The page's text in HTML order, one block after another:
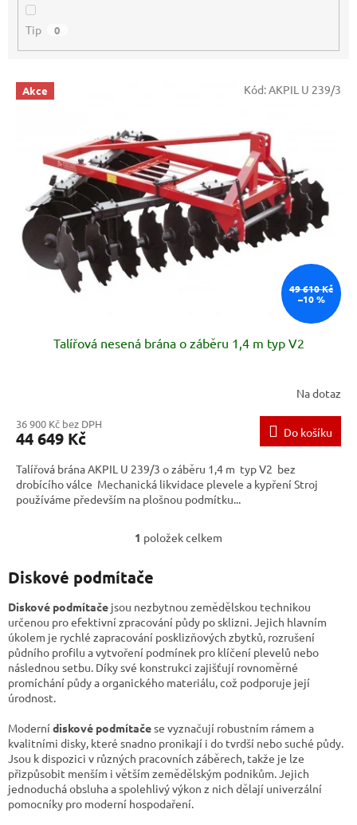
Tip 0
V Akce
49 610 Kč
–10 %
Talířová nesená brána o záběru 1,4 m typ V2
Na dotaz
36 900 Kč bez DPH
44 649 Kč Do košíku
Talířová brána AKPIL U 239/3 o záběru 1,4 m typ V2 bez
drobícího válce Mechanická likvidace plevele a kypření Stroj
používáme především na plošnou podmítku...
Kód: AKPIL U 239/3
O
d
a
c
í
p
r
y
v
ý
p
i
s
1 položek celkem
Diskové podmítače
Diskové podmítače jsou nezbytnou zemědělskou technikou
určenou pro efektivní zpracování půdy po sklizni. Jejich hlavním
úkolem je rychlé zapracování posklizňových zbytků, rozrušení
půdního profilu a vytvoření podmínek pro klíčení plevelů nebo
následnou setbu. Díky své konstrukci zajišťují rovnoměrné
promíchání půdy a organického materiálu, což podporuje její
úrodnost.
Moderní diskové podmítačese vyznačují robustním rámem a
kvalitními disky, které snadno pronikají i do tvrdší nebo suché půdy.
Jsou k dispozici v různých pracovních záběrech, takže je lze
přizpůsobit menším i větším zemědělským podnikům. Jejich
jednoduchá obsluha a spolehlivý výkon z nich dělají univerzální
pomocníky pro moderní hospodaření.